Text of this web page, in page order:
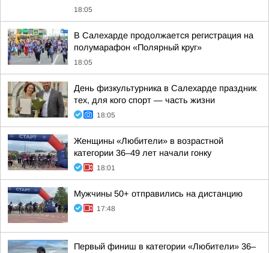
18:05
В Салехарде продолжается регистрация на
полумарафон «Полярный круг»
18:05
День физкультурника в Салехарде праздник
тех, для кого спорт — часть жизни
18:05
Женщины «Любители» в возрастной
категории 36–49 лет начали гонку
18:01
Мужчины 50+ отправились на дистанцию
17:48
Первый финиш в категории «Любители» 36–